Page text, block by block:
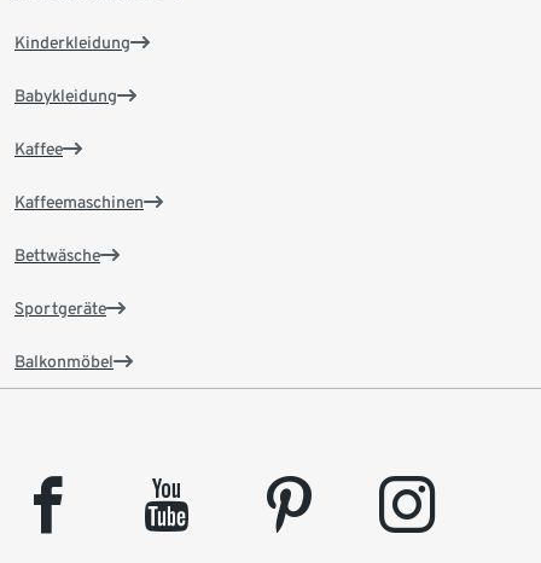
Kinderkleidung
Babykleidung
Kaffee
Kaffeemaschinen
Bettwäsche
Sportgeräte
Balkonmöbel
facebook youtube pinterest instagram